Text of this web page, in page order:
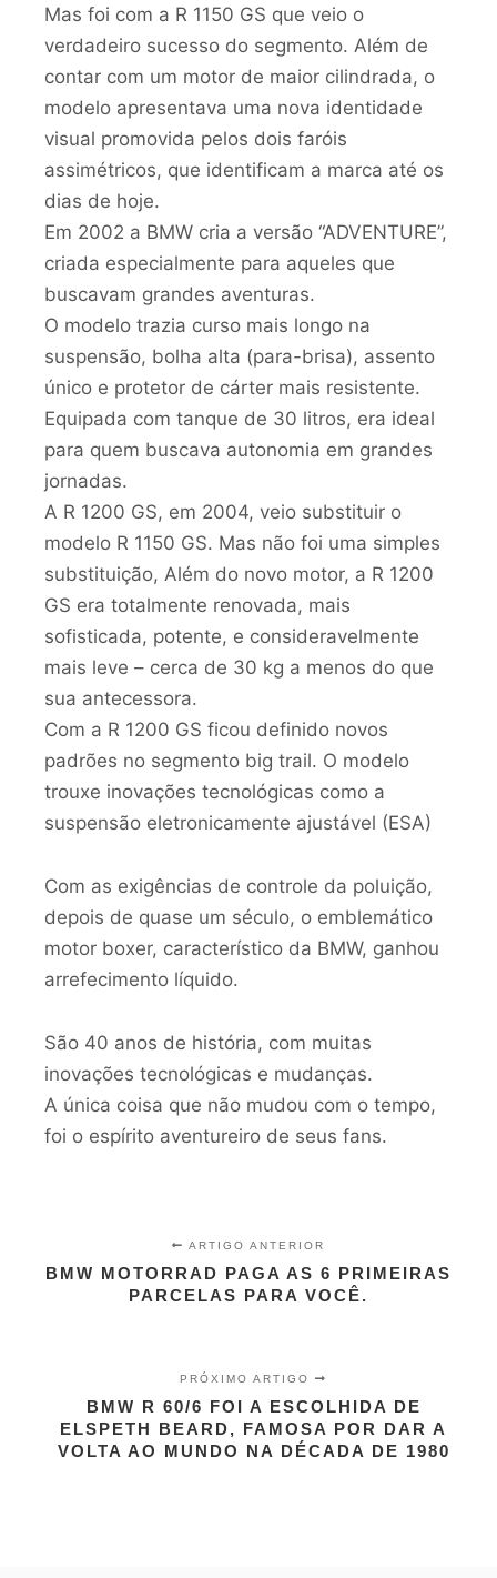
Mas foi com a R 1150 GS que veio o
verdadeiro sucesso do segmento. Além de
contar com um motor de maior cilindrada, o
modelo apresentava uma nova identidade
visual promovida pelos dois faróis
assimétricos, que identificam a marca até os
dias de hoje.
Em 2002 a BMW cria a versão “ADVENTURE”,
criada especialmente para aqueles que
buscavam grandes aventuras.
O modelo trazia curso mais longo na
suspensão, bolha alta (para-brisa), assento
único e protetor de cárter mais resistente.
Equipada com tanque de 30 litros, era ideal
para quem buscava autonomia em grandes
jornadas.
A R 1200 GS, em 2004, veio substituir o
modelo R 1150 GS. Mas não foi uma simples
substituição, Além do novo motor, a R 1200
GS era totalmente renovada, mais
sofisticada, potente, e consideravelmente
mais leve – cerca de 30 kg a menos do que
sua antecessora.
Com a R 1200 GS ficou definido novos
padrões no segmento big trail. O modelo
trouxe inovações tecnológicas como a
suspensão eletronicamente ajustável (ESA)
Com as exigências de controle da poluição,
depois de quase um século, o emblemático
motor boxer, característico da BMW, ganhou
arrefecimento líquido.
São 40 anos de história, com muitas
inovações tecnológicas e mudanças.
A única coisa que não mudou com o tempo,
foi o espírito aventureiro de seus fans.
ARTIGO ANTERIOR
BMW MOTORRAD PAGA AS 6 PRIMEIRAS
PARCELAS PARA VOCÊ.
PRÓXIMO ARTIGO
BMW R 60/6 FOI A ESCOLHIDA DE
ELSPETH BEARD, FAMOSA POR DAR A
VOLTA AO MUNDO NA DÉCADA DE 1980